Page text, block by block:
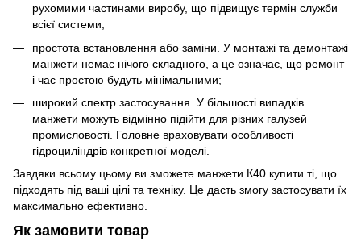
рухомими частинами виробу, що підвищує термін служби
всієї системи;
простота встановлення або заміни. У монтажі та демонтажі
манжети немає нічого складного, а це означає, що ремонт
і час простою будуть мінімальними;
широкий спектр застосування. У більшості випадків
манжети можуть відмінно підійти для різних галузей
промисловості. Головне враховувати особливості
гідроциліндрів конкретної моделі.
Завдяки всьому цьому ви зможете манжети К40 купити ті, що
підходять під ваші цілі та техніку. Це дасть змогу застосувати їх
максимально ефективно.
Як замовити товар